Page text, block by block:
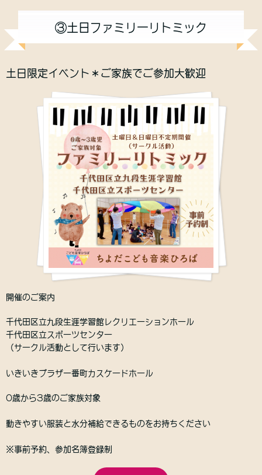
③土日ファミリーリトミック
土日限定イベント＊ご家族でご参加大歓迎
開催のご案内
千代田区立九段生涯学習館レクリエーションホール
千代田区立スポーツセンター
（サークル活動として行います）
いきいきプラザ一番町カスケードホール
0歳から3歳のご家族対象
動きやすい服装と水分補給できるものをお持ちください
※事前予約、参加名簿登録制